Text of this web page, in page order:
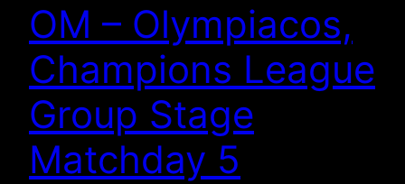
OM – Olympiacos,
Champions League
Group Stage
Matchday 5